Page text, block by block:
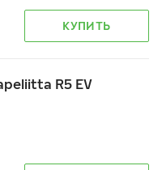
КУПИТЬ
R5 EV